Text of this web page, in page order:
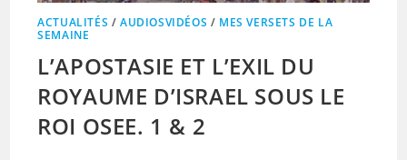
ACTUALITÉS /AUDIOSVIDÉOS / MES VERSETS DE LA
SEMAINE
L’APOSTASIE ET L’EXIL DU
ROYAUME D’ISRAEL SOUS LE
ROI OSEE. 1 & 2